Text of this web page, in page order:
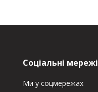
Соціальні мережі
Ми у соцмережах